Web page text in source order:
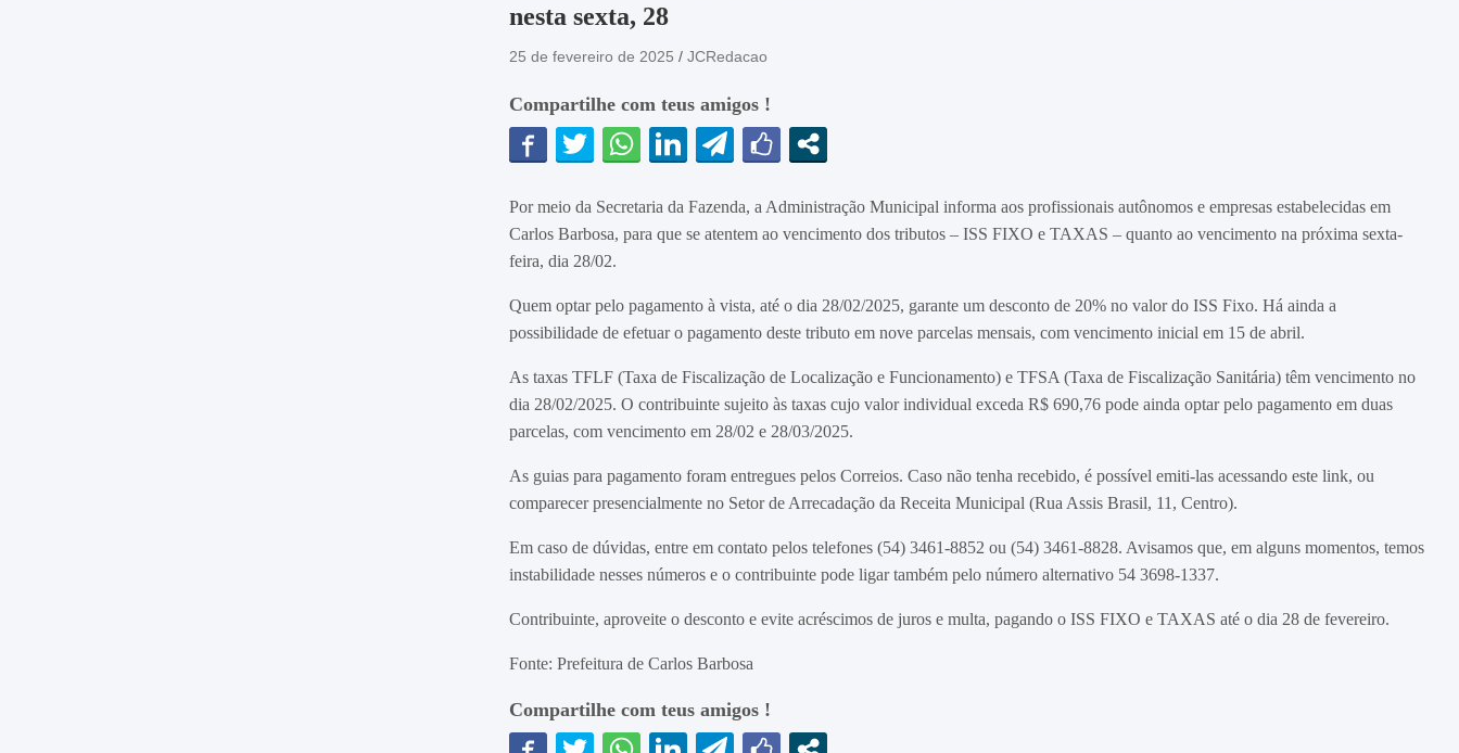
nesta sexta, 28
25 de fevereiro de 2025 JCRedacao
Compartilhe com teus amigos !
Por meio da Secretaria da Fazenda, a Administração Municipal informa aos profissionais autônomos e empresas estabelecidas em
Carlos Barbosa, para que se atentem ao vencimento dos tributos – ISS FIXO e TAXAS – quanto ao vencimento na próxima sexta-
feira, dia 28/02.
Quem optar pelo pagamento à vista, até o dia 28/02/2025, garante um desconto de 20% no valor do ISS Fixo. Há ainda a
possibilidade de efetuar o pagamento deste tributo em nove parcelas mensais, com vencimento inicial em 15 de abril.
As taxas TFLF (Taxa de Fiscalização de Localização e Funcionamento) e TFSA (Taxa de Fiscalização Sanitária) têm vencimento no
dia 28/02/2025. O contribuinte sujeito às taxas cujo valor individual exceda R$ 690,76 pode ainda optar pelo pagamento em duas
parcelas, com vencimento em 28/02 e 28/03/2025.
As guias para pagamento foram entregues pelos Correios. Caso não tenha recebido, é possível emiti-las acessando este link, ou
comparecer presencialmente no Setor de Arrecadação da Receita Municipal (Rua Assis Brasil, 11, Centro).
Em caso de dúvidas, entre em contato pelos telefones (54) 3461-8852 ou (54) 3461-8828. Avisamos que, em alguns momentos, temos
instabilidade nesses números e o contribuinte pode ligar também pelo número alternativo 54 3698-1337.
Contribuinte, aproveite o desconto e evite acréscimos de juros e multa, pagando o ISS FIXO e TAXAS até o dia 28 de fevereiro.
Fonte: Prefeitura de Carlos Barbosa
Compartilhe com teus amigos !